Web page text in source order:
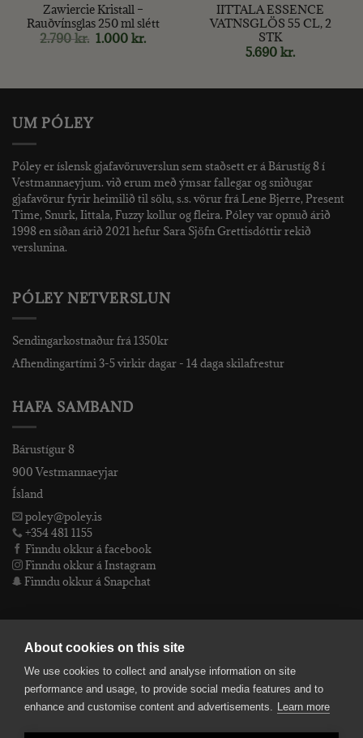
Zawiercie Kristall –
Rauðvínsglas 250 ml slétt
2.790kr. Original
price
1.000 kr.Current
price
IITTALA ESSENCE
VATNSGLÖS 55 CL, 2
STK
5.690 kr.
UM PÓLEY
Póley er íslensk gjafavöruverslun sem staðsett er á Bárustíg 8 í
Vestmannaeyjum. við erum með ýmsar fallegar og sniðugar
gjafavörur fyrir heimilið til sölu, s.s. vörur frá Lene Bjerre, Present
Time, Snurk, Iittala, Fuzzy kollur og fleira. Póley var opnuð árið
1998 en síðan árið 2021 hefur Sara Sjöfn Grettisdóttir rekið
verslunina.
PÓLEY NETVERSLUN
Sendingarkostnaður frá 1350kr
Afhendingartími 3-5 virkir dagar - 14 daga skilafrestur
HAFA SAMBAND
Bárustígur 8
900 Vestmannaeyjar
Ísland
poley@poley.is
+354 481 1155
Finndu okkur á facebook
Finndu okkur á Instagram
Finndu okkur á Snapchat
Póley ehf
kt: 4905072480
About cookies on this site
We use cookies to collect and analyse information on site
performance and usage, to provide social media features and to
enhance and customise content and advertisements. Learn more